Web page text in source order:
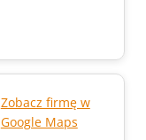
Zobacz firmę w
Google Maps